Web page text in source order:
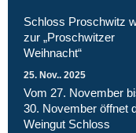
Schloss Proschwitz
zur „Proschwitzer
Weihnacht“
25. Nov.. 2025
Vom 27. November
30. November öffnet
Weingut Schloss